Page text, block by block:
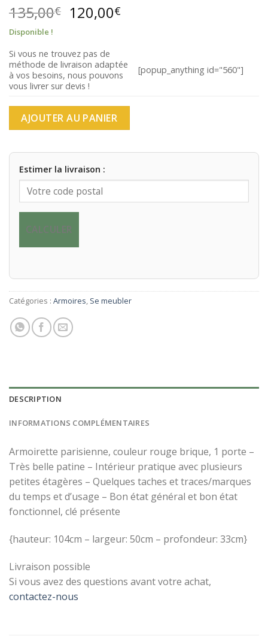
À LA
NEWSLETTER !
Inscrivez-vous à la newsletter pour
×
135,00€ Le
prix
était :
135,00€.
120,00€
120,00€.
Disponible !
Si vous ne trouvez pas de
méthode de livraison adaptée
à vos besoins, nous pouvons
vous livrer sur devis !
[popup_anything id="560"]
AJOUTER AU PANIER
Estimer la livraison :
CALCULER
Catégories : Armoires, Se meubler
DESCRIPTION
INFORMATIONS COMPLÉMENTAIRES
Armoirette parisienne, couleur rouge brique, 1 porte –
Très belle patine – Intérieur pratique avec plusieurs
petites étagères – Quelques taches et traces/marques
du temps et d’usage – Bon état général et bon état
fonctionnel, clé présente
{hauteur: 104cm – largeur: 50cm – profondeur: 33cm}
Livraison possible
Si vous avez des questions avant votre achat,
contactez-nous